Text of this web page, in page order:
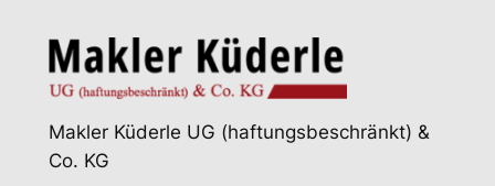
Makler Küderle UG (haftungsbeschränkt) &
Co. KG